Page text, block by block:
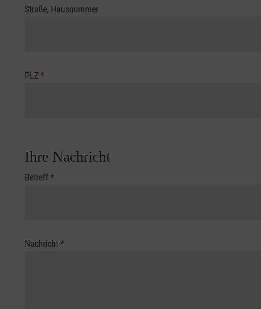
Straße, Hausnummer
PLZ*
Ihre Nachricht
Betreff*
Nachricht*